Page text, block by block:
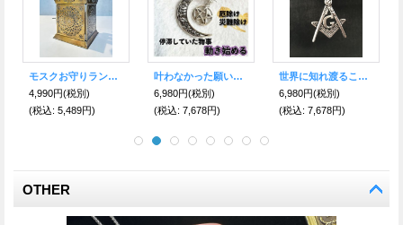
抱えている悩みの答を導き不安を無くす魔術ペンダント ヘルプリードゾウス／魔術師占い師も愛用♪
6,980円(税別)
(税込: 7,678円)
人生の羅針盤！願望達成への導き石 アイオライト 10mm
13,000円(税別)
(税込: 14,300円)
心が迷わないように！進むべき道を示す★ヴァイキングコンパス ペンダント 聖なるルーン文字〜Vegvisir〜
6,500円(税別)
(税込: 7,150円)
OTHER